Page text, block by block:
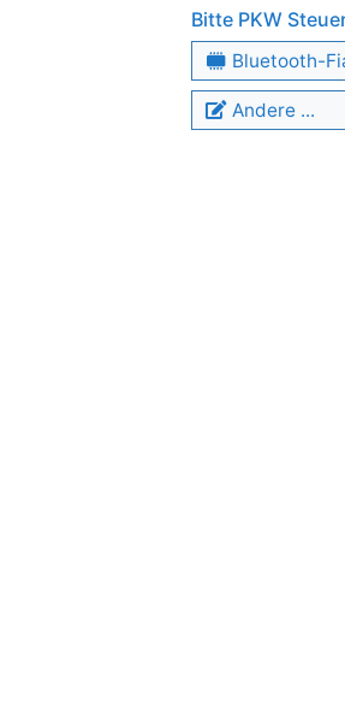
Bitte PKW
Bluetooth-
Andere ...